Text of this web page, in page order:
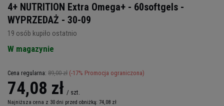
4+ NUTRITION Extra Omega+ - 60softgels -
WYPRZEDAŻ - 30-09
19 osób kupiło ostatnio
W magazynie
Cena regularna: 89,00 zł (-17% Promocja ograniczona)
74,08 zł / szt.
Najniższa cena z 30 dni przed obniżką: 74,08 zł